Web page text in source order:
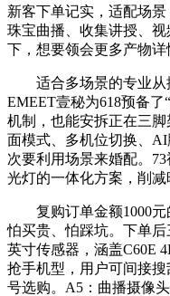
新客下单记实，适配场景
珠宝曲播、收集讲授、
下，想要领会更多产物详
适合多场景的专业从
EMEET壹秘为618预备了
机制，也能安拆正在三
面模式、多机位切换、
次要利用场景来婚配。
光灯的一体化方案，削减
复购订单金额1000元
怕买贵、怕踩坑。下单
英寸传感器，涵盖C60E
抢手机型，用户可间接
号选购。A5：曲播摄像